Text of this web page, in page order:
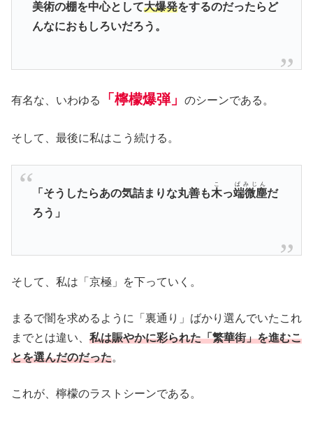
美術の棚を中心として大爆発をするのだったらど
んなにおもしろいだろう。
有名な、いわゆる 「檸檬爆弾」 のシーンである。
そして、最後に私はこう続ける。
「そうしたらあの気詰まりな丸善も木
こ
っ端微塵
ぱみじん
だ
ろう」
そして、私は「京極」を下っていく。
まるで闇を求めるように「裏通り」ばかり選んでいたこれ
までとは違い、 私は賑やかに彩られた「繁華街」を進むこ
とを選んだのだった。
これが、檸檬のラストシーンである。